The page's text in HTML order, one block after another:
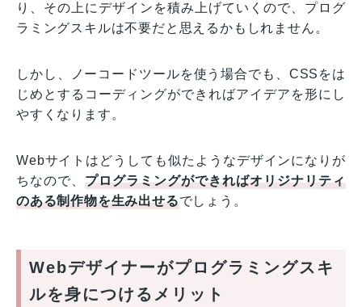
り、その上にデザインを積み上げていくので、プログ
ラミングスキルは不要だと思えるかもしれません。
しかし、ノーコードツールを使う場合でも、CSSをは
じめとするコーディングができればアイデアを形にし
やすくなります。
Webサイトはどうしても似たようなデザインになりが
ちなので、プログラミングができればオリジナリティ
のある制作物を生み出せるでしょう。
Webデザイナーがプログラミングスキ
ルを身につけるメリット